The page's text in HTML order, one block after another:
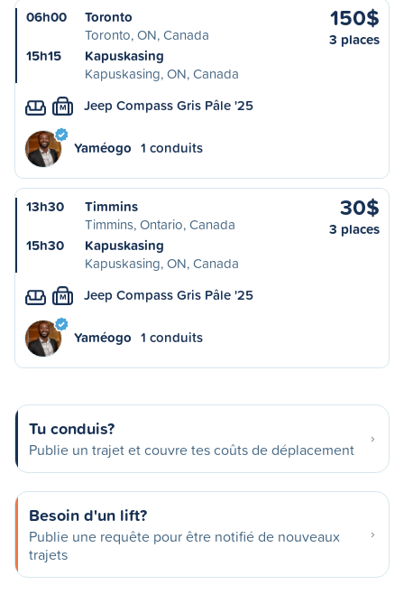
06h00
Toronto
Toronto, ON, Canada
15h15
Kapuskasing
Kapuskasing, ON, Canada
150$
3 places
M Jeep Compass Gris Pâle '25
Yaméogo 1 conduits
13h30
Timmins
Timmins, Ontario, Canada
15h30
Kapuskasing
Kapuskasing, ON, Canada
30$
3 places
M Jeep Compass Gris Pâle '25
Yaméogo 1 conduits
Tu conduis?
Publie un trajet et couvre tes coûts de déplacement
Besoin d'un lift?
Publie une requête pour être notifié de nouveaux
trajets